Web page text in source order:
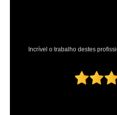
Incrível o trabalho destes